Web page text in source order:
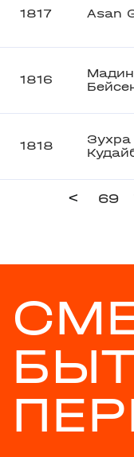
1817 Asan
1816
1818
Зухра
< 69